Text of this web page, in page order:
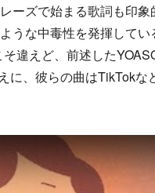
ーズで始まる歌詞も印
うな中毒性を発揮してい
違えど、前述した
、彼らの曲はTikTokな